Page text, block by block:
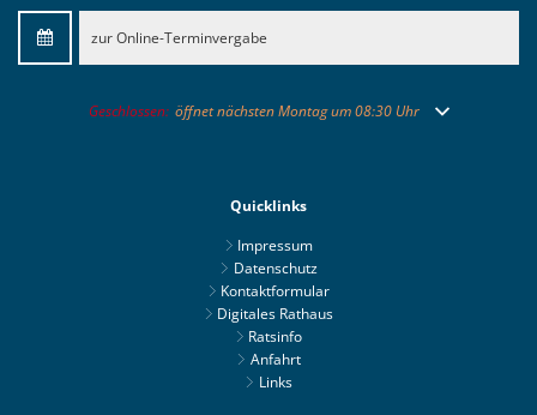
zur Online-Terminvergabe
Klicken, um weitere Öffnungs- oder Schließzeiten auszublenden
Geschlossen: öffnet nächsten Montag um 08:30 Uhr
Quicklinks
Impressum
Datenschutz
Kontaktformular
Digitales Rathaus
Ratsinfo
Anfahrt
Links